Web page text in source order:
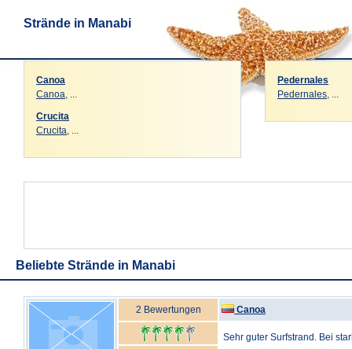
Strände in Manabi
Canoa
Canoa, ...
Crucita
Crucita, ...
Pedernales
Pedernales, ...
Beliebte Strände in Manabi
2 Bewertungen Canoa
Sehr guter Surfstrand. Bei